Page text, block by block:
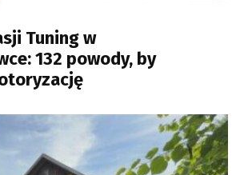
Tuning w
132 powody, by